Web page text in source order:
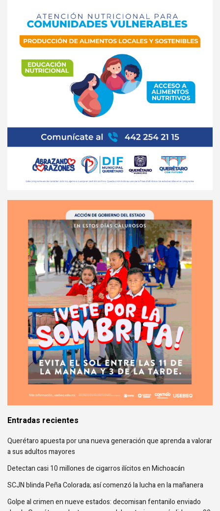
Entradas recientes
Querétaro apuesta por una nueva generación que aprenda a valorar
a sus adultos mayores
Detectan casi 10 millones de cigarros ilícitos en Michoacán
SCJN blinda Peña Colorada; así comenzó la lucha en la mañanera
Golpe al crimen en nueve estados: decomisan fentanilo enviado